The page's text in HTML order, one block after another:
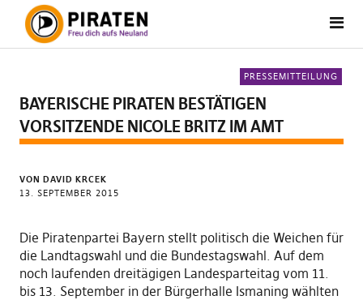
PRESSEMITTEILUNG
BAYERISCHE PIRATEN BESTÄTIGEN
VORSITZENDE NICOLE BRITZ IM AMT
VON DAVID KRCEK
13. SEPTEMBER 2015
Die Piratenpartei Bayern stellt politisch die Weichen für
die Landtagswahl und die Bundestagswahl. Auf dem
noch laufenden dreitägigen Landesparteitag vom 11.
bis 13. September in der Bürgerhalle Ismaning wählten